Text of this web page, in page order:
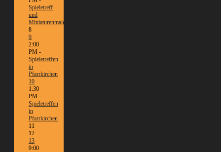
Spieletreff
und
Miniaturenmalen/Tabletop
8
9
2:00
PM -
Spieletreffen
in
Pfarrkirchen
10
1:30
PM -
Spieletreffen
in
Pfarrkirchen
11
12
13
9:00